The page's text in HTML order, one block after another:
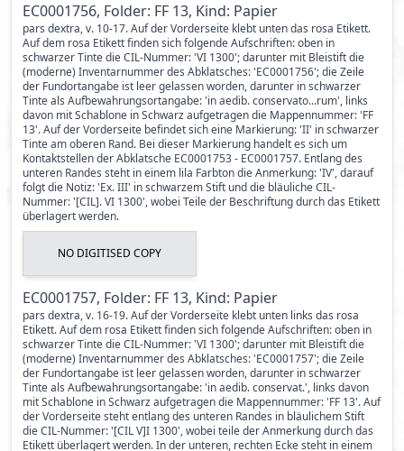
EC0001756, Folder: FF 13, Kind: Papier
pars dextra, v. 10-17. Auf der Vorderseite klebt unten das rosa Etikett.
Auf dem rosa Etikett finden sich folgende Aufschriften: oben in
schwarzer Tinte die CIL-Nummer: 'VI 1300'; darunter mit Bleistift die
(moderne) Inventarnummer des Abklatsches: 'EC0001756'; die Zeile
der Fundortangabe ist leer gelassen worden, darunter in schwarzer
Tinte als Aufbewahrungsortangabe: 'in aedib. conservato...rum', links
davon mit Schablone in Schwarz aufgetragen die Mappennummer: 'FF
13'. Auf der Vorderseite befindet sich eine Markierung: 'II' in schwarzer
Tinte am oberen Rand. Bei dieser Markierung handelt es sich um
Kontaktstellen der Abklatsche EC0001753 - EC0001757. Entlang des
unteren Randes steht in einem lila Farbton die Anmerkung: 'IV', darauf
folgt die Notiz: 'Ex. III' in schwarzem Stift und die bläuliche CIL-
Nummer: '[CIL]. VI 1300', wobei Teile der Beschriftung durch das Etikett
überlagert werden.
NO DIGITISED COPY
EC0001757, Folder: FF 13, Kind: Papier
pars dextra, v. 16-19. Auf der Vorderseite klebt unten links das rosa
Etikett. Auf dem rosa Etikett finden sich folgende Aufschriften: oben in
schwarzer Tinte die CIL-Nummer: 'VI 1300'; darunter mit Bleistift die
(moderne) Inventarnummer des Abklatsches: 'EC0001757'; die Zeile
der Fundortangabe ist leer gelassen worden, darunter in schwarzer
Tinte als Aufbewahrungsortangabe: 'in aedib. conservat.', links davon
mit Schablone in Schwarz aufgetragen die Mappennummer: 'FF 13'. Auf
der Vorderseite steht entlang des unteren Randes in bläulichem Stift
die CIL-Nummer: '[CIL V]I 1300', wobei teile der Anmerkung durch das
Etikett überlagert werden. In der unteren, rechten Ecke steht in einem